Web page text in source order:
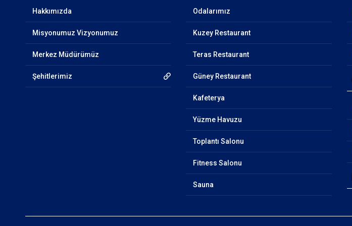
Hakkımızda
Misyonumuz Vizyonumuz
Merkez Müdürümüz
Şehitlerimiz
Odalarımız
Kuzey Restaurant
Teras Restaurant
Güney Restaurant
Kafeterya
Yüzme Havuzu
Toplantı Salonu
Fitness Salonu
Sauna